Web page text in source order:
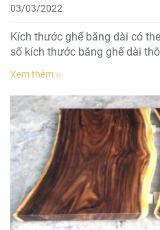
03/03/2022
Kích thước ghế băng dài có
số kích thước băng ghế dài
Xem thêm ››